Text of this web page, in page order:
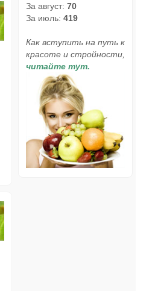
За август: 70
За июль: 419
Как вступить на путь к
красоте и стройности,
читайте тут.